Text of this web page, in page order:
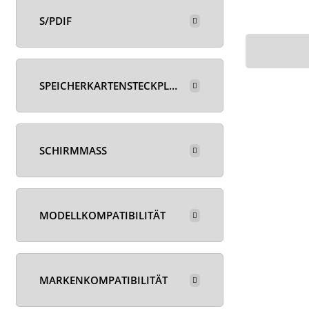
S/PDIF
SPEICHERKARTENSTECKPLATZ
SCHIRMMASS
MODELLKOMPATIBILITÄT
MARKENKOMPATIBILITÄT